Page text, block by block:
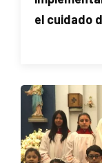
el cuidado